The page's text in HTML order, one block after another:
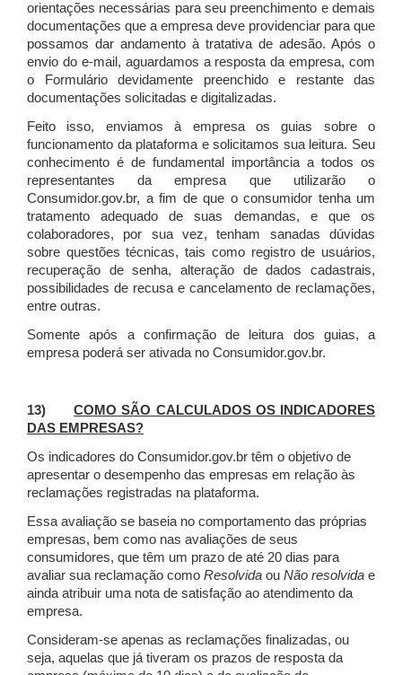
orientações necessárias para seu preenchimento e demais
documentações que a empresa deve providenciar para que
possamos dar andamento à tratativa de adesão. Após o
envio do e-mail, aguardamos a resposta da empresa, com
o Formulário devidamente preenchido e restante das
documentações solicitadas e digitalizadas.
Feito isso, enviamos à empresa os guias sobre o
funcionamento da plataforma e solicitamos sua leitura. Seu
conhecimento é de fundamental importância a todos os
representantes da empresa que utilizarão o
Consumidor.gov.br, a fim de que o consumidor tenha um
tratamento adequado de suas demandas, e que os
colaboradores, por sua vez, tenham sanadas dúvidas
sobre questões técnicas, tais como registro de usuários,
recuperação de senha, alteração de dados cadastrais,
possibilidades de recusa e cancelamento de reclamações,
entre outras.
Somente após a confirmação de leitura dos guias, a
empresa poderá ser ativada no Consumidor.gov.br.
13)COMO SÃO CALCULADOS OS INDICADORES
DAS EMPRESAS?
Os indicadores do Consumidor.gov.br têm o objetivo de
apresentar o desempenho das empresas em relação às
reclamações registradas na plataforma.
Essa avaliação se baseia no comportamento das próprias
empresas, bem como nas avaliações de seus
consumidores, que têm um prazo de até 20 dias para
avaliar sua reclamação como Resolvida ou Não resolvida e
ainda atribuir uma nota de satisfação ao atendimento da
empresa.
Consideram-se apenas as reclamações finalizadas, ou
seja, aquelas que já tiveram os prazos de resposta da